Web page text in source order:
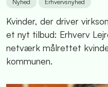
Nyhed Erhvervsnyhed
Kvinder, der driver
et nyt tilbud: Erhverv
netværk målrettet
kommunen.